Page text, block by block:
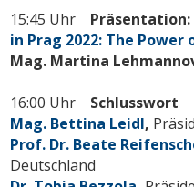
15:45 Uhr Präsentation:
in Prag 2022: The Power
Mag. Martina
16:00 Uhr Schlusswort
Mag. Bettina Leidl,
Prof. Dr. Beate
Deutschland